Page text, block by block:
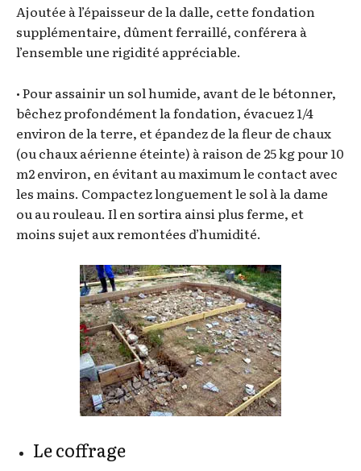
Ajoutée à l’épaisseur de la dalle, cette fondation
supplémentaire, dûment ferraillé, conférera à
l’ensemble une rigidité appréciable.
• Pour assainir un sol humide, avant de le bétonner,
bêchez profondément la fondation, évacuez 1/4
environ de la terre, et épandez de la fleur de chaux
(ou chaux aérienne éteinte) à raison de 25 kg pour 10
m2 environ, en évitant au maximum le contact avec
les mains. Compactez longuement le sol à la dame
ou au rouleau. Il en sortira ainsi plus ferme, et
moins sujet aux remontées d’humidité.
Le coffrage